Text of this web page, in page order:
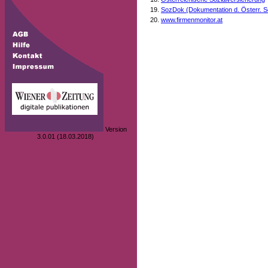
Version
3.0.01 (18.03.2018)
SozDok (Dokumentation d. Österr.
www.firmenmonitor.at